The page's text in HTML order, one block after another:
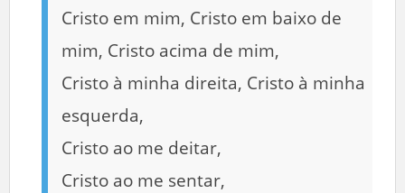
Cristo em mim, Cristo em baixo de
mim, Cristo acima de mim,
Cristo à minha direita, Cristo à minha
esquerda,
Cristo ao me deitar,
Cristo ao me sentar,